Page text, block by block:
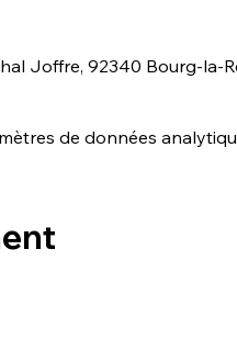
Joffre, 92340 Bourg-la-
de données